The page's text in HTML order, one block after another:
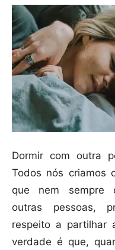
Dormir com outra
Todos nós criamos
que nem sempre
outras pessoas,
respeito a partilhar
verdade é que,